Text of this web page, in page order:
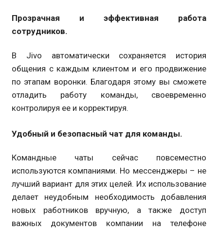
Прозрачная и эффективная работа
сотрудников.
В Jivo автоматически сохраняется история
общения с каждым клиентом и его продвижение
по этапам воронки. Благодаря этому вы сможете
отладить работу команды, своевременно
контролируя ее и корректируя.
Удобный и безопасный чат для команды.
Командные чаты сейчас повсеместно
используются компаниями. Но мессенджеры – не
лучший вариант для этих целей. Их использование
делает неудобным необходимость добавления
новых работников вручную, а также доступ
важных документов компании на телефоне